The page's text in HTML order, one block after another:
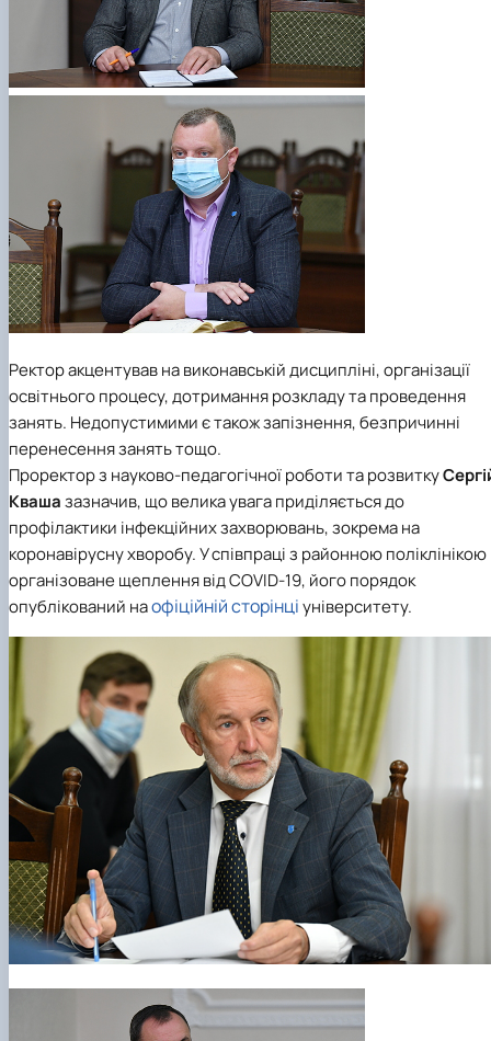
Ректор акцентував на виконавській дисципліні, організації
освітнього процесу, дотримання розкладу та проведення
занять. Недопустимими є також запізнення, безпричинні
перенесення занять тощо.
Проректор з науково-педагогічної роботи та розвитку
Квашазазначив, що велика увага приділяється до
профілактики інфекційних захворювань, зокрема на
коронавірусну хворобу. У співпраці з районною поліклінікою
організоване щеплення від COVID-19, його порядок
опублікований наофіційній сторінціуніверситету.